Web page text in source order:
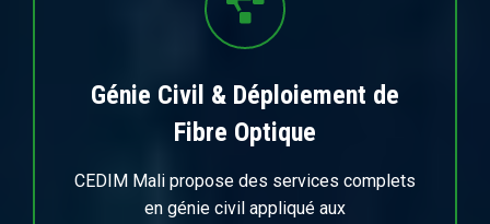
Génie Civil & Déploiement de
Fibre Optique
CEDIM Mali propose des services complets
en génie civil appliqué aux